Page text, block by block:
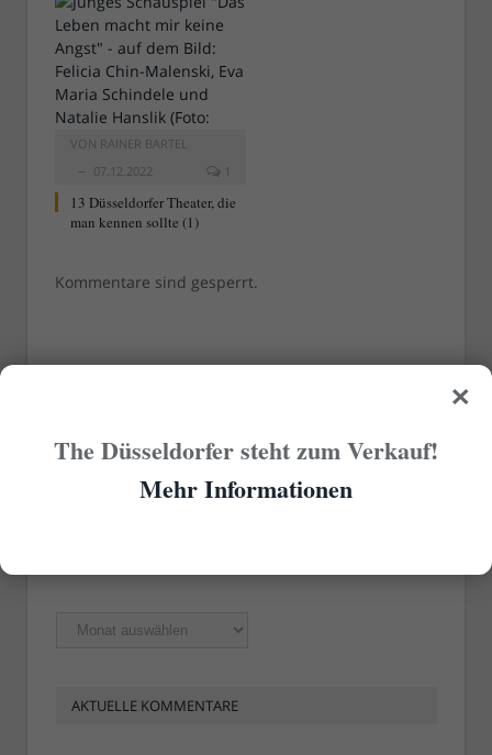
VON RAINER BARTEL
07.12.2022
1
13 Düsseldorfer Theater, die
man kennen sollte (1)
Kommentare sind gesperrt.
Ältere
Artikel
AKTUELLE KOMMENTARE
×
The Düsseldorfer steht zum Verkauf!
Mehr Informationen